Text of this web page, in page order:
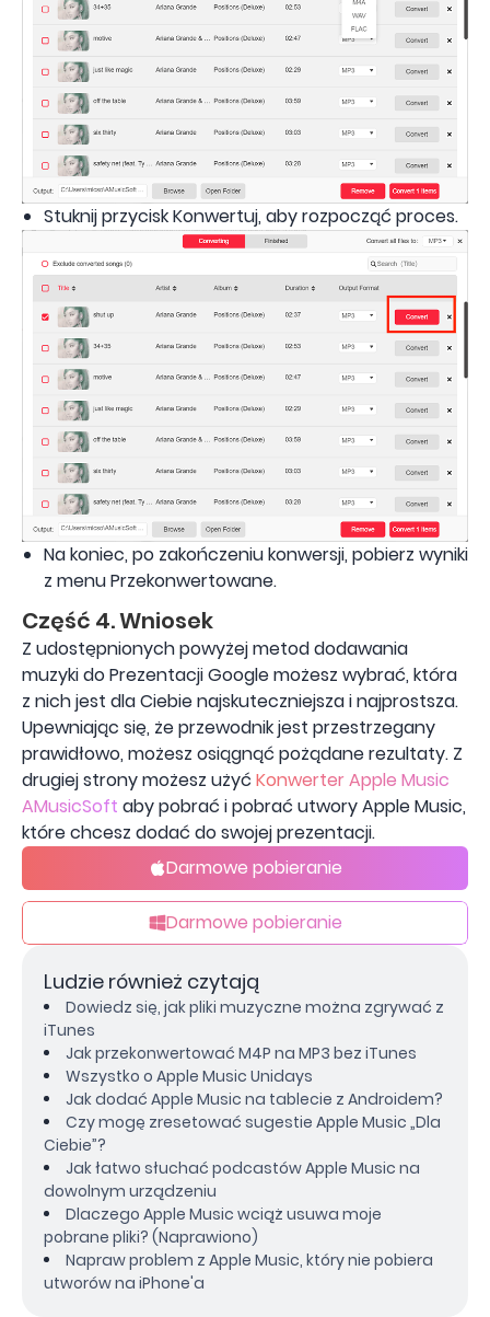
Stuknij przycisk Konwertuj, aby rozpocząć proces.
Na koniec, po zakończeniu konwersji, pobierz wyniki
z menu Przekonwertowane.
Część 4. Wniosek
Z udostępnionych powyżej metod dodawania
muzyki do Prezentacji Google możesz wybrać, która
z nich jest dla Ciebie najskuteczniejsza i najprostsza.
Upewniając się, że przewodnik jest przestrzegany
prawidłowo, możesz osiągnąć pożądane rezultaty. Z
drugiej strony możesz użyć Konwerter Apple Music
AMusicSoft aby pobrać i pobrać utwory Apple Music,
które chcesz dodać do swojej prezentacji.
Darmowe pobieranie
Darmowe pobieranie
Ludzie również czytają
Dowiedz się, jak pliki muzyczne można zgrywać z
iTunes
Jak przekonwertować M4P na MP3 bez iTunes
Wszystko o Apple Music Unidays
Jak dodać Apple Music na tablecie z Androidem?
Czy mogę zresetować sugestie Apple Music „Dla
Ciebie”?
Jak łatwo słuchać podcastów Apple Music na
dowolnym urządzeniu
Dlaczego Apple Music wciąż usuwa moje
pobrane pliki? (Naprawiono)
Napraw problem z Apple Music, który nie pobiera
utworów na iPhone'a